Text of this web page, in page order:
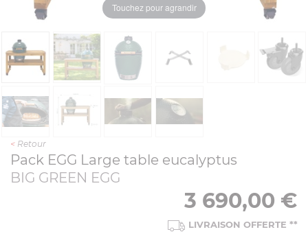
Touchez pour agrandir
< Retour
Pack EGG Large table eucalyptus
BIG GREEN EGG
3 690,00 €
LIVRAISON OFFERTE **